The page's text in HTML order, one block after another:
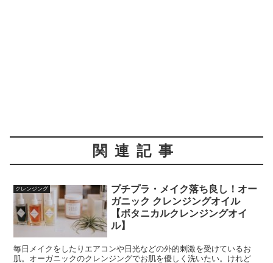
関連記事
クレンジング
プチプラ・メイク落ち良し！オー
ガニック クレンジングオイル
【ボタニカルクレンジングオイ
ル】
毎日メイクをしたりエアコンや日光などの外的刺激を受けているお
肌。オーガニックのクレンジングでお肌を優しく洗いたい。けれど